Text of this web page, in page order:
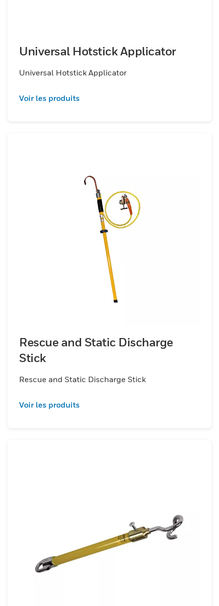
Universal Hotstick Applicator
Universal Hotstick Applicator
Voir les produits
Rescue and Static Discharge
Stick
Rescue and Static Discharge Stick
Voir les produits